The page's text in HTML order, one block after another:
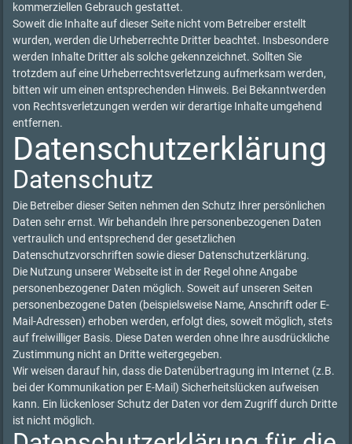
kommerziellen Gebrauch gestattet.
Soweit die Inhalte auf dieser Seite nicht vom Betreiber erstellt
wurden, werden die Urheberrechte Dritter beachtet. Insbesondere
werden Inhalte Dritter als solche gekennzeichnet. Sollten Sie
trotzdem auf eine Urheberrechtsverletzung aufmerksam werden,
bitten wir um einen entsprechenden Hinweis. Bei Bekanntwerden
von Rechtsverletzungen werden wir derartige Inhalte umgehend
entfernen.
Datenschutzerklärung
Datenschutz
Die Betreiber dieser Seiten nehmen den Schutz Ihrer persönlichen
Daten sehr ernst. Wir behandeln Ihre personenbezogenen Daten
vertraulich und entsprechend der gesetzlichen
Datenschutzvorschriften sowie dieser Datenschutzerklärung.
Die Nutzung unserer Webseite ist in der Regel ohne Angabe
personenbezogener Daten möglich. Soweit auf unseren Seiten
personenbezogene Daten (beispielsweise Name, Anschrift oder E-
Mail-Adressen) erhoben werden, erfolgt dies, soweit möglich, stets
auf freiwilliger Basis. Diese Daten werden ohne Ihre ausdrückliche
Zustimmung nicht an Dritte weitergegeben.
Wir weisen darauf hin, dass die Datenübertragung im Internet (z.B.
bei der Kommunikation per E-Mail) Sicherheitslücken aufweisen
kann. Ein lückenloser Schutz der Daten vor dem Zugriff durch Dritte
ist nicht möglich.